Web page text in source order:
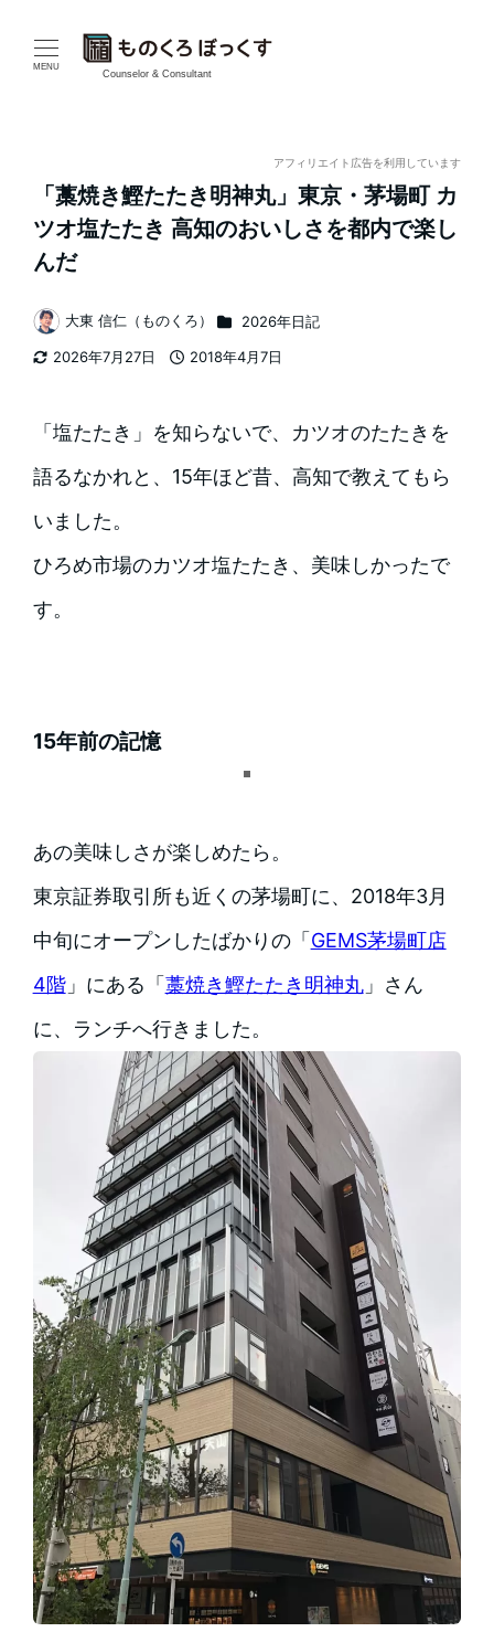
MENU
Counselor & Consultant
アフィリエイト広告を利用しています
「藁焼き鰹たたき明神丸」東京・茅場町 カ
ツオ塩たたき 高知のおいしさを都内で楽し
んだ
2026年7月27日
2018年4月7日
著
者
大東 信仁（ものくろ） カテゴリー
2026年日記
「塩たたき」を知らないで、カツオのたたきを
語るなかれと、15年ほど昔、高知で教えてもら
いました。
ひろめ市場のカツオ塩たたき、美味しかったで
す。
15年前の記憶
あの美味しさが楽しめたら。
東京証券取引所も近くの茅場町に、2018年3月
中旬にオープンしたばかりの「 GEMS茅場町店
4階」にある「 藁焼き鰹たたき明神丸」さん
に、ランチへ行きました。